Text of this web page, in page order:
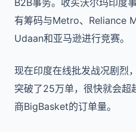
B2B事务。收买沃尔玛印度
有筹码与Metro、Reliance
Udaan和亚马逊进行竞赛。
现在印度在线批发战况剧烈
突破了25万单，很快就会超
商BigBasket的订单量。